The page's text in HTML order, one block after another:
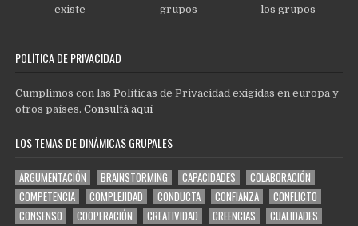
existe
grupos
los grupos
POLÍTICA DE PRIVACIDAD
Cumplimos con las Políticas de Privacidad exigidas en europa y
otros países.Consultá aquí
LOS TEMAS DE DINÁMICAS GRUPALES
ARGUMENTACIÓN BRAINSTORMING CAPACIDADES
COLABORACIÓN
COMPETENCIA
COMPLEJIDAD CONDUCTA CONFIANZA
CONFLICTO
CONSENSO
COOPERACIÓN CREATIVIDAD CREENCIAS
CUALIDADES